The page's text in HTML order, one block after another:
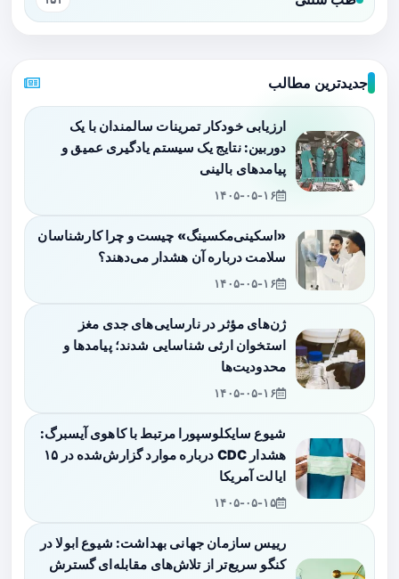
جدیدترین مطالب
ارزیابی خودکار تمرینات سالمندان با یک
دوربین: نتایج یک سیستم یادگیری عمیق و
پیامدهای بالینی
۱۴۰۵-۰۵-۱۶
«اسکینی‌مکسینگ» چیست و چرا کارشناسان
سلامت درباره آن هشدار می‌دهند؟
۱۴۰۵-۰۵-۱۶
ژن‌های مؤثر در نارسایی‌های جدی مغز
استخوان ارثی شناسایی شدند؛ پیامدها و
محدودیت‌ها
۱۴۰۵-۰۵-۱۶
شیوع سایکلوسپورا مرتبط با کاهوی آیسبرگ:
هشدار CDC درباره موارد گزارش‌شده در ۱۵
ایالت آمریکا
۱۴۰۵-۰۵-۱۵
رییس سازمان جهانی بهداشت: شیوع ابولا در
کنگو سریع‌تر از تلاش‌های مقابله‌ای گسترش